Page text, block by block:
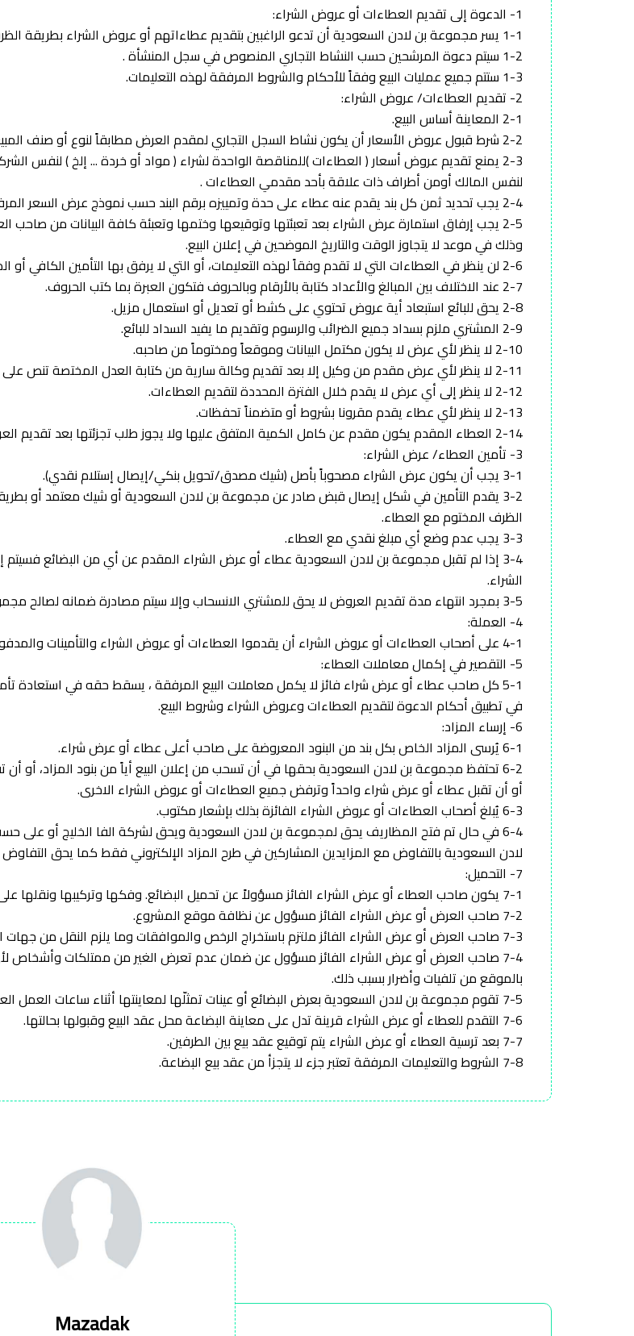
1- الدعوة إلى تقديم العطاءات أو عروض الشراء:
1-1 يسر مجموعة بن لادن السعودية أن تدعو الراغبين بتقديم عطاءاتهم أو عروض الشراء بطريقة الظرف المختوم عن أي أو جميع الأصناف المبينة في إعلان البيع.
1-2 سيتم دعوة المرشحين حسب النشاط التجاري المنصوص في سجل المنشأة .
1-3 ستتم جميع عمليات البيع وفقاً للأحكام والشروط المرفقة لهذه التعليمات.
2- تقديم العطاءات/ عروض الشراء:
2-1 المعاينة أساس البيع.
2-2 شرط قبول عروض الأسعار أن يكون نشاط السجل التجاري لمقدم العرض مطابقاً لنوع أو صنف المبيع .
2-3 يمنع تقديم عروض أسعار ( العطاءات )للمناقصة الواحدة لشراء ( مواد أو خردة ... إلخ ) لنفس
لنفس المالك أومن أطراف ذات علاقة بأحد مقدمي العطاءات .
2-4 يجب تحديد ثمن كل بند يقدم عنه عطاء على حدة وتمييزه برقم البند حسب نموذج عرض السعر المرفق.
2-5 يجب إرفاق استمارة عرض الشراء بعد تعبئتها وتوقيعها وختمها وتعبئة كافة البيانات من صاحب
وذلك في موعد لا يتجاوز الوقت والتاريخ الموضحين في إعلان البيع.
2-6 لن ينظر في العطاءات التي لا تقدم وفقاً لهذه التعليمات، أو التي لا يرفق بها التأمين الكافي أو المخالفة للتعليمات والمتطلبات
2-7 عند الاختلاف بين المبالغ والأعداد كتابة بالأرقام وبالحروف فتكون العبرة بما كتب الحروف.
2-8 يحق للبائع استبعاد أية عروض تحتوي على كشط أو تعديل أو استعمال مزيل.
2-9 المشتري ملزم بسداد جميع الضرائب والرسوم وتقديم ما يفيد السداد للبائع.
2-10 لا ينظر لأي عرض لا يكون مكتمل البيانات وموقعاً ومختوماً من صاحبه.
2-11 لا ينظر لأي عرض مقدم من وكيل إلا بعد تقديم وكالة سارية من كتابة العدل المختصة تنص على الحق في التقدم بالعطاء نيابة عن المنشأة .
2-12 لا ينظر إلى أي عرض لا يقدم خلال الفترة المحددة لتقديم العطاءات.
2-13 لا ينظر لأي عطاء يقدم مقرونا بشروط أو متضمناً تحفظات.
2-14 العطاء المقدم يكون مقدم عن كامل الكمية المتفق عليها ولا يجوز طلب تجزئتها بعد تقديم العرض.
3- تأمين العطاء/ عرض الشراء:
3-1 يجب أن يكون عرض الشراء مصحوباً بأصل (شيك مصدق/تحويل بنكي/إيصال إستلام نقدي).
3-2 يقدم التأمين في شكل إيصال قبض صادر عن مجموعة بن لادن السعودية أو شيك معتمد أو
الظرف المختوم مع العطاء.
3-3 يجب عدم وضع أي مبلغ نقدي مع العطاء.
3-4 إذا لم تقبل مجموعة بن لادن السعودية عطاء أو عرض الشراء المقدم عن أي من البضائع
الشراء.
3-5 بمجرد انتهاء مدة تقديم العروض لا يحق للمشتري الانسحاب وإلا سيتم مصادرة ضمانه لصالح مجموعة بن لادنالسعودية
4- العملة:
4-1 على أصحاب العطاءات أو عروض الشراء أن يقدموا العطاءات أو عروض الشراء والتأمينات والمدفوعات بنفس العملة وهي الريال السعودي.
5- التقصير في إكمال معاملات العطاء:
5-1 كل صاحب عطاء أو عرض شراء فائز لا يكمل معاملات البيع المرفقة ، يسقط حقه في استعادة
في تطبيق أحكام الدعوة لتقديم العطاءات وعروض الشراء وشروط البيع.
6- إرساء المزاد:
6-1 يُرسى المزاد الخاص بكل بند من البنود المعروضة على صاحب أعلى عطاء أو عرض شراء.
6-2 تحتفظ مجموعة بن لادن السعودية بحقها في أن تسحب من إعلان البيع أياً من بنود المزاد،
أو أن تقبل عطاء أو عرض شراء واحداً وترفض جميع العطاءات أو عروض الشراء الاخرى.
6-3 يُبلغ أصحاب العطاءات أو عروض الشراء الفائزة بذلك بإشعار مكتوب.
6-4 في حال تم فتح المظاريف يحق لمجموعة بن لادن السعودية ويحق لشركة الفا الخليج أو
لادن السعودية بالتفاوض مع المزايدين المشاركين في طرح المزاد الإلكتروني فقط كما يحق
7- التحميل:
7-1 يكون صاحب العطاء أو عرض الشراء الفائز مسؤولاً عن تحميل البضائع. وفكها وتركيبها ونقلها على نفقته الخاصة.
7-2 صاحب العرض أو عرض الشراء الفائز مسؤول عن نظافة موقع المشروع.
7-3 صاحب العرض أو عرض الشراء الفائز ملتزم باستخراج الرخص والموافقات وما يلزم النقل من جهات الاختصاص إذا لزم الأمر.
7-4 صاحب العرض أو عرض الشراء الفائز مسؤول عن ضمان عدم تعرض الغير من ممتلكات وأشخاص
بالموقع من تلفيات وأضرار بسبب ذلك.
7-5 تقوم مجموعة بن لادن السعودية بعرض البضائع أو عينات تمثلّها لمعاينتها أثناء ساعات العمل العادية حتى اّخر موعد لتقديم العطاءات.
7-6 التقدم للعطاء أو عرض الشراء قرينة تدل على معاينة البضاعة محل عقد البيع وقبولها بحالتها.
7-7 بعد ترسية العطاء أو عرض الشراء يتم توقيع عقد بيع بين الطرفين.
7-8 الشروط والتعليمات المرفقة تعتبر جزء لا يتجزأ من عقد بيع البضاعة.
Mazadak